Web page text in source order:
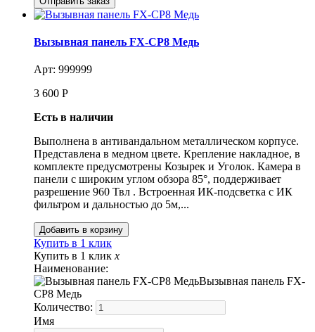
Вызывная панель FX-CP8 Медь
Арт: 999999
3 600 Р
Есть в наличии
Выполнена в антивандальном металлическом корпусе.
Представлена в медном цвете. Крепление накладное, в
комплекте предусмотрены Козырек и Уголок. Камера в
панели с широким углом обзора 85°, поддерживает
разрешение 960 Твл . Встроенная ИК-подсветка с ИК
фильтром и дальностью до 5м,...
Купить в 1 клик
Купить в 1 клик x
Наименование:
Вызывная панель FX-
CP8 Медь
Количество:
Имя